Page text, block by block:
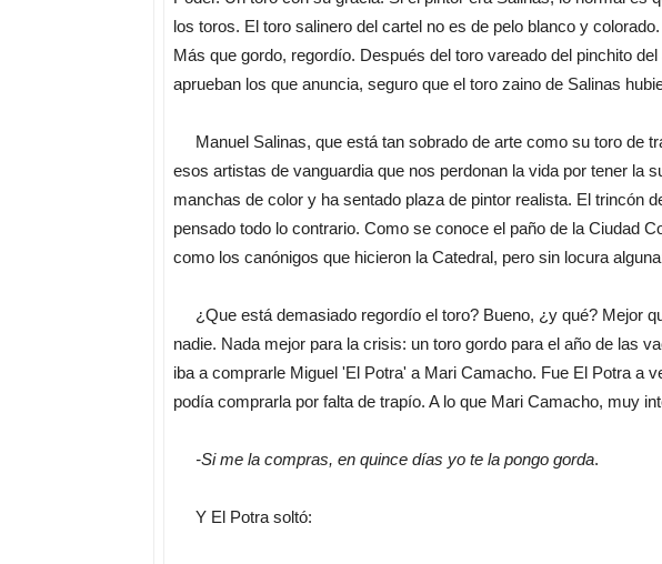
los toros. El toro salinero del cartel no es de pelo blanco y
Más que gordo, regordío. Después del toro vareado del pinchito
aprueban los que anuncia, seguro que el toro zaino de Salinas
Manuel Salinas, que está tan sobrado de arte como su toro de
esos artistas de vanguardia que nos perdonan la vida por tener la
manchas de color y ha sentado plaza de pintor realista. El trincón
pensado todo lo contrario. Como se conoce el paño de la Ciudad
como los canónigos que hicieron la Catedral, pero sin locura
¿Que está demasiado regordío el toro? Bueno, ¿y qué? Mejor
nadie. Nada mejor para la crisis: un toro gordo para el año de las
iba a comprarle Miguel 'El Potra' a Mari Camacho. Fue El Potra a
podía comprarla por falta de trapío. A lo que Mari Camacho, muy
-Si me la compras, en quince días yo te la pongo gorda.
Y El Potra soltó: